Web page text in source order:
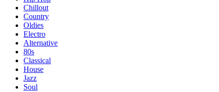
Chillout
Country
Oldies
Electro
Alternative
80s
Classical
House
Jazz
Soul